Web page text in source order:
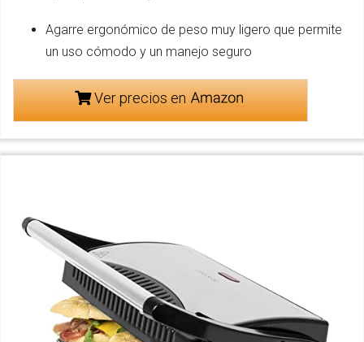
Agarre ergonómico de peso muy ligero que permite
un uso cómodo y un manejo seguro
Ver precios en